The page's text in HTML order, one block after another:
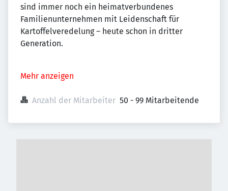
sind immer noch ein heimatverbundenes
Familienunternehmen mit Leidenschaft für
Kartoffelveredelung – heute schon in dritter
Generation.
Mehr anzeigen
Anzahl der Mitarbeiter 50 - 99 Mitarbeitende